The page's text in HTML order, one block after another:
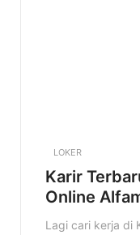
LOKER
Karir
Online
Penuh
Lagi cari kerja di